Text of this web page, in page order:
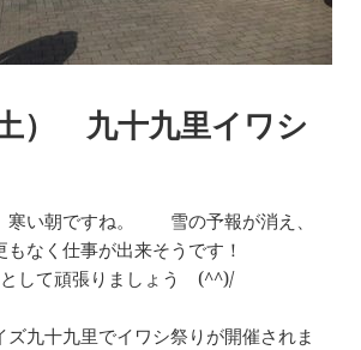
） 九十九里イワシ
寒い朝ですね。 雪の予報が消え、
なく仕事が出来そうです！
して頑張りましょう (^^)/
ズ九十九里でイワシ祭りが開催されま